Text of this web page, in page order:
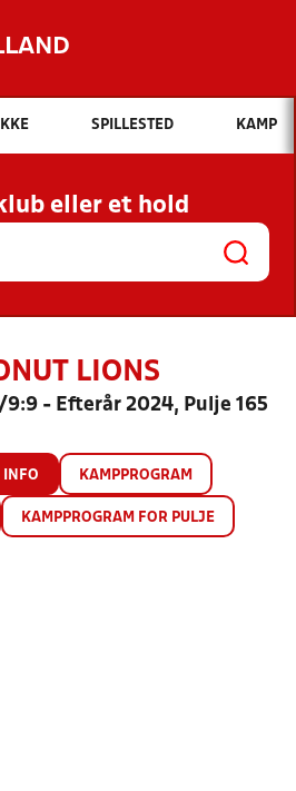
Hvad vil du søge efter?
INDHOLD OG NYHEDER
KLUBBER OG
HOLD
SPILLESTED KAMP
eller et hold
LIONS
9:9 - Efterår 2024, Pulje 165
INFO KAMPPROGRAM
KAMPPROGRAM FOR PULJE